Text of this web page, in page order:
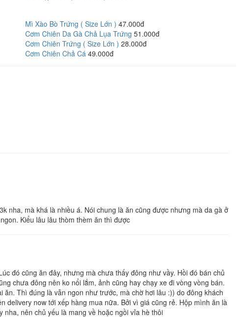
Mì Xào Bò Trứng ( Size Lớn ) 47.000đ
Cơm Chiên Da Gà Chả Lụa Trứng 51.000đ
Cơm Chiên Trứng ( Size Lớn ) 28.000đ
Cơm Chiên Chả Cá 49.000đ
nha, mà khá là nhiều á. Nói chung là ăn cũng được nhưng mà da gà ở
Kiểu lâu lâu thòm thèm ăn thì được
đó cũng ăn đây, nhưng mà chưa thấy đông như vầy. Hồi đó bán chủ
chưa đông nên ko nổi lắm, ảnh cũng hay chạy xe đi vòng vòng bán.
Thì đúng là vẫn ngon như trước, mà chờ hơi lâu :)) do đông khách
delivery now tới xếp hàng mua nữa. Bởi vì giá cũng rẻ. Hộp mình ăn là
nên chủ yếu là mang về hoặc ngồi vỉa hè thôi